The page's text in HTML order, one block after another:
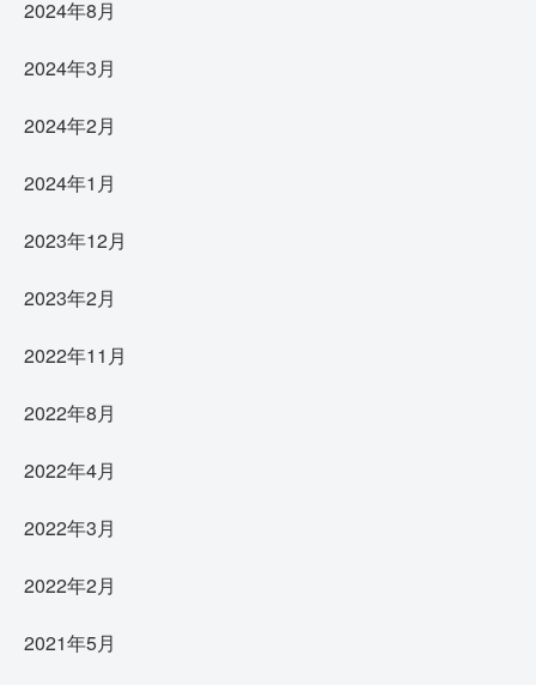
2024年8月
2024年3月
2024年2月
2024年1月
2023年12月
2023年2月
2022年11月
2022年8月
2022年4月
2022年3月
2022年2月
2021年5月